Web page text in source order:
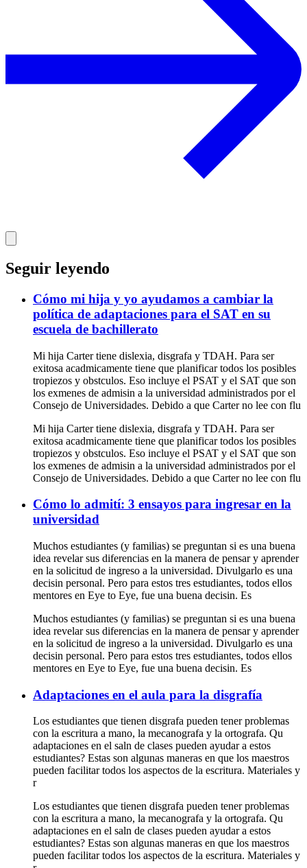
Seguir leyendo
Cómo mi hija y yo ayudamos a cambiar la
política de adaptaciones para el SAT en su
escuela de bachillerato
Mi hija Carter tiene dislexia, disgrafa y TDAH. Para ser
exitosa acadmicamente tiene que planificar todos los posibles
tropiezos y obstculos. Eso incluye el PSAT y el SAT que son
los exmenes de admisin a la universidad administrados por el
Consejo de Universidades. Debido a que Carter no lee con flu
Mi hija Carter tiene dislexia, disgrafa y TDAH. Para ser
exitosa acadmicamente tiene que planificar todos los posibles
tropiezos y obstculos. Eso incluye el PSAT y el SAT que son
los exmenes de admisin a la universidad administrados por el
Consejo de Universidades. Debido a que Carter no lee con flu
Cómo lo admití: 3 ensayos para ingresar en la
universidad
Muchos estudiantes (y familias) se preguntan si es una buena
idea revelar sus diferencias en la manera de pensar y aprender
en la solicitud de ingreso a la universidad. Divulgarlo es una
decisin personal. Pero para estos tres estudiantes, todos ellos
mentores en Eye to Eye, fue una buena decisin. Es
Muchos estudiantes (y familias) se preguntan si es una buena
idea revelar sus diferencias en la manera de pensar y aprender
en la solicitud de ingreso a la universidad. Divulgarlo es una
decisin personal. Pero para estos tres estudiantes, todos ellos
mentores en Eye to Eye, fue una buena decisin. Es
Adaptaciones en el aula para la disgrafía
Los estudiantes que tienen disgrafa pueden tener problemas
con la escritura a mano, la mecanografa y la ortografa. Qu
adaptaciones en el saln de clases pueden ayudar a estos
estudiantes? Estas son algunas maneras en que los maestros
pueden facilitar todos los aspectos de la escritura. Materiales y
r
Los estudiantes que tienen disgrafa pueden tener problemas
con la escritura a mano, la mecanografa y la ortografa. Qu
adaptaciones en el saln de clases pueden ayudar a estos
estudiantes? Estas son algunas maneras en que los maestros
pueden facilitar todos los aspectos de la escritura. Materiales y